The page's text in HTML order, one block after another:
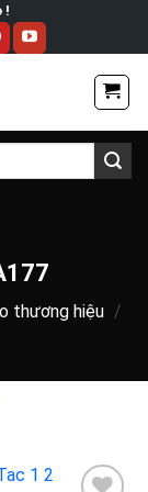
!
thương hiệu /